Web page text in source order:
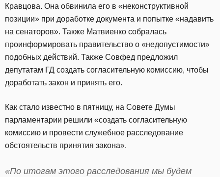
Кравцова. Она обвинила его в «неконструктивной
позиции» при доработке документа и попытке «надавить
на сенаторов». Также Матвиенко собралась
проинформировать правительство о «недопустимости»
подобных действий. Также Совфед предложил
депутатам ГД создать согласительную комиссию, чтобы
доработать закон и принять его.
Как стало известно в пятницу, на Совете Думы
парламентарии решили «создать согласительную
комиссию и провести служебное расследование
обстоятельств принятия закона».
«По итогам этого расследования мы будем